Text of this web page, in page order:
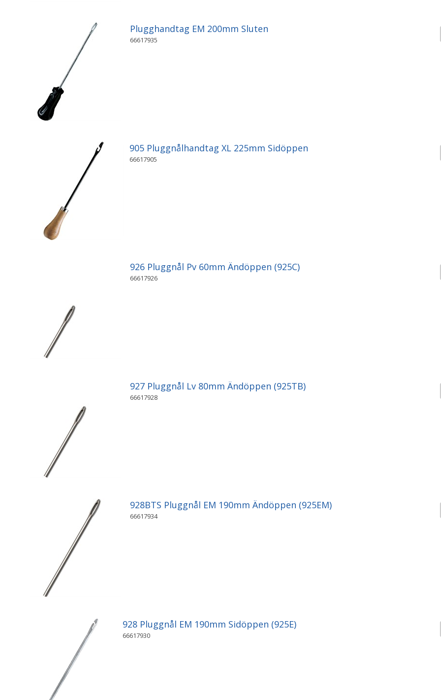
Plugghandtag EM 200mm Sluten
66617935
905 Pluggnålhandtag XL 225mm Sidöppen
66617905
926 Pluggnål Pv 60mm Ändöppen (925C)
66617926
927 Pluggnål Lv 80mm Ändöppen (925TB)
66617928
928BTS Pluggnål EM 190mm Ändöppen (925EM)
66617934
928 Pluggnål EM 190mm Sidöppen (925E)
66617930